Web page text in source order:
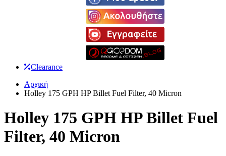
Clearance
Αρχική
Holley 175 GPH HP Billet Fuel Filter, 40 Micron
Holley 175 GPH HP Billet Fuel
Filter, 40 Micron